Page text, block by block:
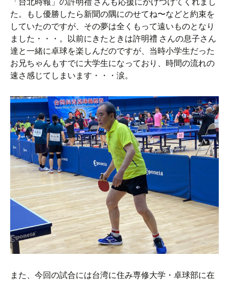
た。もし優勝したら新聞の隅にのせてね〜などと約束を
していたのですが、その夢は全くもって遠いものとなり
ました・・・。以前にきたときは許明禮 さんの息子さん
達と一緒に卓球を楽しんだのですが、当時小学生だった
お兄ちゃんもすでに大学生になっており、時間の流れの
速さ感じてしまいます・・・涙。
また、今回の試合には台湾に住み専修大学・卓球部に在